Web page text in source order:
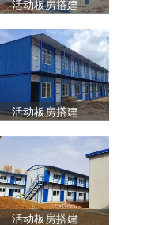
活动板房搭建
活动板房搭建
活动板房搭建